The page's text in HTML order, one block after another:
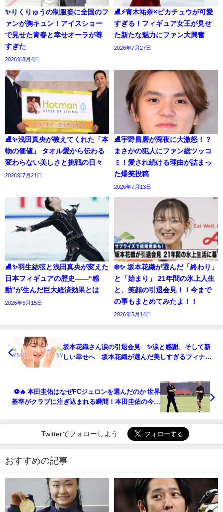
✨りくりゅうの制服姿に全国のフ
ァンが胸キュン！アイスショー
で見せた青春と幸せオーラが尊
すぎた
2026年8月4日
⛸️⚡青木祐奈×ピカチュウが可愛
すぎる！フィギュア女王が見せ
た新たな魅力にファン大興奮
2026年7月27日
⛸️✨浅田真央が教えてくれた「本
物の価値」 タオル愛から伝わる
変わらない美しさと挑戦の日々
2026年7月21日
⛸️宇野昌磨が深夜に大激怒！？
まさかの犯人にファン総ツッコ
ミ！愛され続ける理由が詰まっ
た爆笑投稿
2026年7月13日
⛸️✨羽生結弦と浅田真央が変えた
日本フィギュアの歴史――“感
動”が生んだ巨大経済効果とは
2026年5月15日
❄️✨ 坂本花織が選んだ「終わり」
と「始まり」 21年間の氷上人生
と、笑顔の引退会見！！今まで
の事もまとめてみたよ！！
2026年5月14日
坂本花織さん涙の引退会見 ✨涙と感謝、そして新
しい幸せへ 坂本花織が選んだ美しすぎるフィナー
⚽🔥 本田圭佑はなぜFCジュロンを選んだのか 世界
基準がクラブに注ぎ込まれる瞬間！本田圭佑の今ま
Twitterでフォローしよう
おすすめの記事